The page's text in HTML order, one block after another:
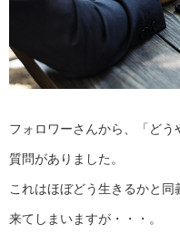
フォロワーさんから、「どう
質問がありました。
これはほぼどう生きるかと
来てしまいますが・・・。